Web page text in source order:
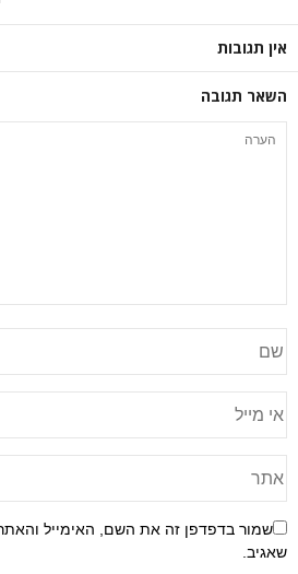
אין תגובות
השאר תגובה
שמור בדפדפן זה את השם, האימייל
שאגיב.